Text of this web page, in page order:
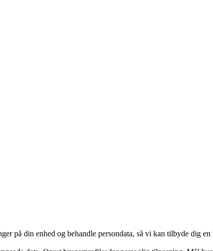
på din enhed og behandle persondata, så vi kan tilbyde dig